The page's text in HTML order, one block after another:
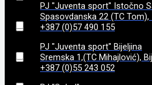
3,45(0)
3,5(0)
187(0)
188( 0)
192(0)
PJ "Juventa sport" Istočno
Spasovdanska 22 (TC
+387 (0)57 490 155
PJ "Juventa sport" Bijeljina
Sremska 1,(TC Mihajlović),
+387 (0)55 243 052